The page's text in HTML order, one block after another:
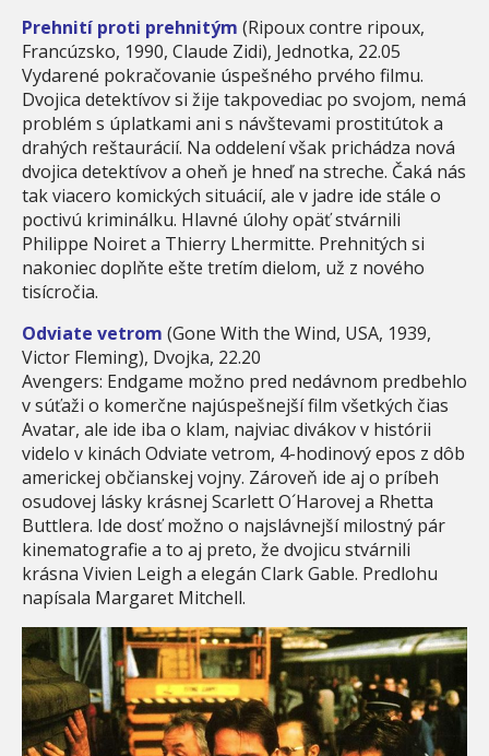
Prehnití proti prehnitým (Ripoux contre ripoux,
Francúzsko, 1990, Claude Zidi), Jednotka, 22.05
Vydarené pokračovanie úspešného prvého filmu.
Dvojica detektívov si žije takpovediac po svojom, nemá
problém s úplatkami ani s návštevami prostitútok a
drahých reštaurácií. Na oddelení však prichádza nová
dvojica detektívov a oheň je hneď na streche. Čaká nás
tak viacero komických situácií, ale v jadre ide stále o
poctivú kriminálku. Hlavné úlohy opäť stvárnili
Philippe Noiret a Thierry Lhermitte. Prehnitých si
nakoniec doplňte ešte tretím dielom, už z nového
tisícročia.
Odviate vetrom (Gone With the Wind, USA, 1939,
Victor Fleming), Dvojka, 22.20
Avengers: Endgame možno pred nedávnom predbehlo
v súťaži o komerčne najúspešnejší film všetkých čias
Avatar, ale ide iba o klam, najviac divákov v histórii
videlo v kinách Odviate vetrom, 4-hodinový epos z dôb
americkej občianskej vojny. Zároveň ide aj o príbeh
osudovej lásky krásnej Scarlett O´Harovej a Rhetta
Buttlera. Ide dosť možno o najslávnejší milostný pár
kinematografie a to aj preto, že dvojicu stvárnili
krásna Vivien Leigh a elegán Clark Gable. Predlohu
napísala Margaret Mitchell.